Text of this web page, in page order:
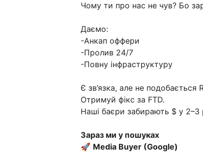
Чому ти про нас не чув? Бо
Даємо:
-Анкап оффери
-Пролив 24/7
-Повну інфраструктуру
Є зв’язка, але не подобається
Отримуй фікс за FTD.
Наші баєри забирають $ у 2–3
Зараз ми у пошуках
🚀 Media Buyer (Google)